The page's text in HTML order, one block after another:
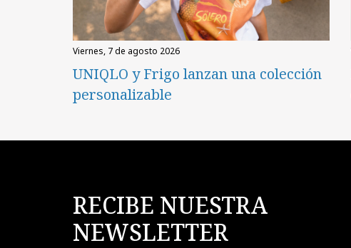
viernes, 7 de agosto 2026
UNIQLO y Frigo lanzan una colección
personalizable
RECIBE NUESTRA
NEWSLETTER